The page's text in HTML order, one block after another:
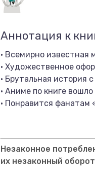
Аннотация к
· Всемирно известная
· Художественное
· Брутальная история
· Аниме по книге
· Понравится фанатам
Незаконное
их незаконный